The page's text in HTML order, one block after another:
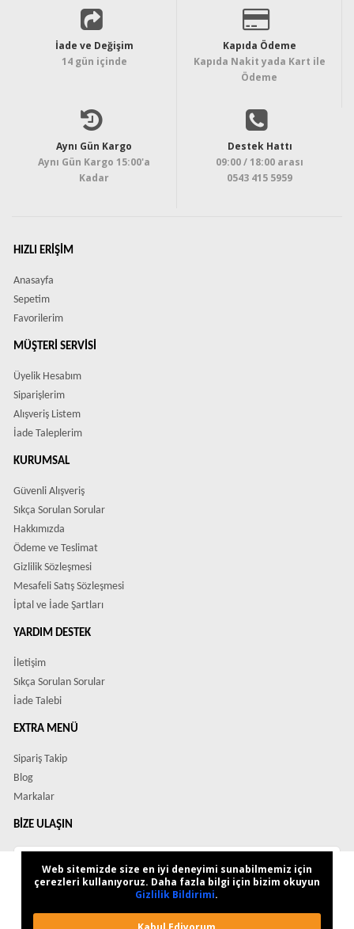
İade ve Değişim
14 gün içinde
Kapıda Ödeme
Kapıda Nakit yada Kart ile
Ödeme
Aynı Gün Kargo
Aynı Gün Kargo 15:00'a
Kadar
Destek Hattı
09:00 / 18:00 arası
0543 415 5959
HIZLI ERIŞIM
Anasayfa
Sepetim
Favorilerim
MÜŞTERI SERVISI
Üyelik Hesabım
Siparişlerim
Alışveriş Listem
İade Taleplerim
KURUMSAL
Güvenli Alışveriş
Sıkça Sorulan Sorular
Hakkımızda
Ödeme ve Teslimat
Gizlilik Sözleşmesi
Mesafeli Satış Sözleşmesi
İptal ve İade Şartları
YARDIM DESTEK
İletişim
Sıkça Sorulan Sorular
İade Talebi
EXTRA MENÜ
Sipariş Takip
Blog
Markalar
BIZE ULAŞIN
veya
Çağrı Merkezimizi arayın
Web sitemizde size en iyi deneyimi sunabilmemiz için
çerezleri kullanıyoruz. Daha fazla bilgi için bizim okuyun
Gizlilik Bildirimi.